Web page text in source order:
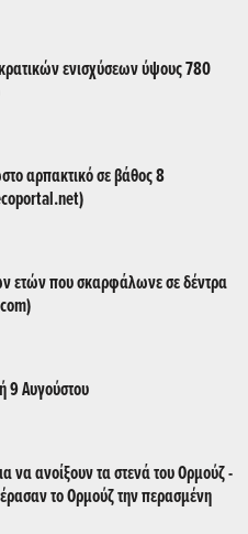
ενισχύσεων ύψους 780
αρπακτικό σε βάθος 8
ετών που σκαρφάλωνε σε δέντρα
9 Αυγούστου
να ανοίξουν τα στενά του Ορμούζ -
το Ορμούζ την περασμένη